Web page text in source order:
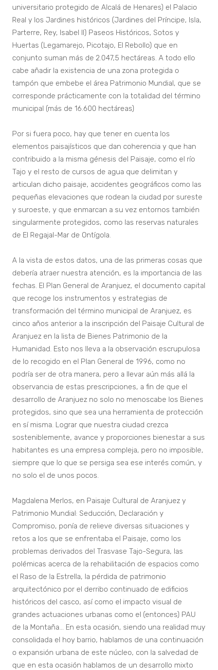
universitario protegido de Alcalá de Henares) el Palacio
Real y los Jardines históricos (Jardines del Príncipe, Isla,
Parterre, Rey, Isabel II) Paseos Históricos, Sotos y
Huertas (Legamarejo, Picotajo, El Rebollo) que en
conjunto suman más de 2.047,5 hectáreas. A todo ello
cabe añadir la existencia de una zona protegida o
tampón que embebe el área Patrimonio Mundial, que se
corresponde prácticamente con la totalidad del término
municipal (más de 16.600 hectáreas)
Por si fuera poco, hay que tener en cuenta los
elementos paisajísticos que dan coherencia y que han
contribuido a la misma génesis del Paisaje, como el río
Tajo y el resto de cursos de agua que delimitan y
articulan dicho paisaje, accidentes geográficos como las
pequeñas elevaciones que rodean la ciudad por sureste
y suroeste, y que enmarcan a su vez entornos también
singularmente protegidos, como las reservas naturales
de El Regajal-Mar de Ontígola.
A la vista de estos datos, una de las primeras cosas que
debería atraer nuestra atención, es la importancia de las
fechas. El Plan General de Aranjuez, el documento capital
que recoge los instrumentos y estrategias de
transformación del término municipal de Aranjuez, es
cinco años anterior a la inscripción del Paisaje Cultural de
Aranjuez en la lista de Bienes Patrimonio de la
Humanidad. Esto nos lleva a la observación escrupulosa
de lo recogido en el Plan General de 1996, como no
podría ser de otra manera, pero a llevar aún más allá la
observancia de estas prescripciones, a fin de que el
desarrollo de Aranjuez no solo no menoscabe los Bienes
protegidos, sino que sea una herramienta de protección
en sí misma. Lograr que nuestra ciudad crezca
sosteniblemente, avance y proporciones bienestar a sus
habitantes es una empresa compleja, pero no imposible,
siempre que lo que se persiga sea ese interés común, y
no solo el de unos pocos.
Magdalena Merlos, en Paisaje Cultural de Aranjuez y
Patrimonio Mundial: Seducción, Declaración y
Compromiso, ponía de relieve diversas situaciones y
retos a los que se enfrentaba el Paisaje, como los
problemas derivados del Trasvase Tajo-Segura, las
polémicas acerca de la rehabilitación de espacios como
el Raso de la Estrella, la pérdida de patrimonio
arquitectónico por el derribo continuado de edificios
históricos del casco, así como el impacto visual de
grandes actuaciones urbanas como el (entonces) PAU
de la Montaña… En esta ocasión, siendo una realidad muy
consolidada el hoy barrio, hablamos de una continuación
o expansión urbana de este núcleo, con la salvedad de
que en esta ocasión hablamos de un desarrollo mixto